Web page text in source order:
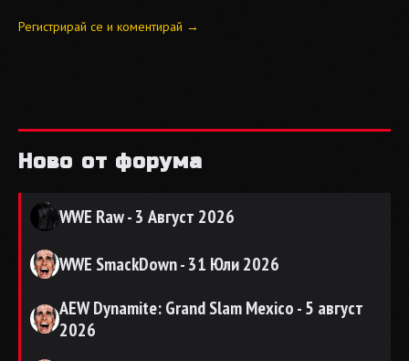
Регистрирай се и коментирай →
Ново от форума
WWE Raw - 3 Август 2026
WWE SmackDown - 31 Юли 2026
AEW Dynamite: Grand Slam Mexico - 5 август
2026